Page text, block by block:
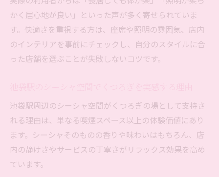
かく居心地が良い」といった声が多く寄せられていま
す。快適さを重視する方は、座席や照明の雰囲気、店内
のインテリアを事前にチェックし、自分のスタイルに合
った店舗を選ぶことが失敗しないコツです。
池袋駅周辺のシーシャ空間がくつろぎの場として支持さ
れる理由は、単なる喫煙スペース以上の体験価値にあり
ます。シーシャそのものの香りや味わいはもちろん、店
内の静けさやサービスの丁寧さがリラックス効果を高め
ています。